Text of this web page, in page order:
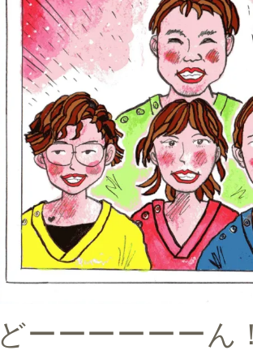
どーーーーーーん